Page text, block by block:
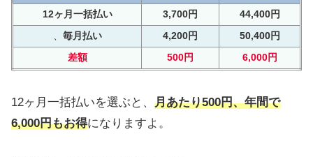
12ヶ月一括払い 3,700円 44,400円
毎月払い 4,200円 50,400円
差額 500円 6,000円
12ヶ月一括払いを選ぶと、 月あたり500円、年間で
6,000円もお得になりますよ。